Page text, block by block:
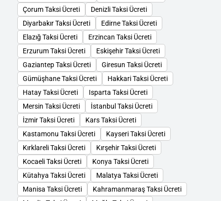
Çorum Taksi Ücreti
Denizli Taksi Ücreti
Diyarbakır Taksi Ücreti
Edirne Taksi Ücreti
Elazığ Taksi Ücreti
Erzincan Taksi Ücreti
Erzurum Taksi Ücreti
Eskişehir Taksi Ücreti
Gaziantep Taksi Ücreti
Giresun Taksi Ücreti
Gümüşhane Taksi Ücreti
Hakkari Taksi Ücreti
Hatay Taksi Ücreti
Isparta Taksi Ücreti
Mersin Taksi Ücreti
İstanbul Taksi Ücreti
İzmir Taksi Ücreti
Kars Taksi Ücreti
Kastamonu Taksi Ücreti
Kayseri Taksi Ücreti
Kırklareli Taksi Ücreti
Kırşehir Taksi Ücreti
Kocaeli Taksi Ücreti
Konya Taksi Ücreti
Kütahya Taksi Ücreti
Malatya Taksi Ücreti
Manisa Taksi Ücreti
Kahramanmaraş Taksi Ücreti